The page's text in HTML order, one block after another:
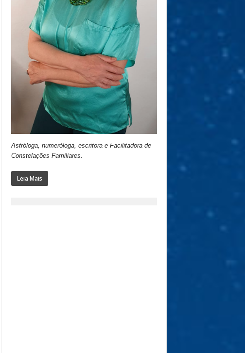
Astróloga, numeróloga, escritora e Facilitadora de
Constelações Familiares.
Leia Mais